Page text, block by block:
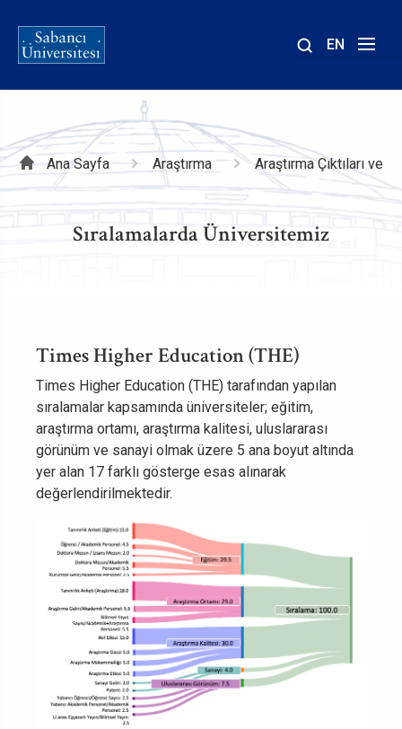
EN
Sayfa
yolu
Ana Sayfa Araştırma Araştırma Çıktıları ve
Sıralamalarda Üniversitemiz
Times Higher Education (THE)
Times Higher Education (THE) tarafından yapılan
sıralamalar kapsamında üniversiteler; eğitim,
araştırma ortamı, araştırma kalitesi, uluslararası
görünüm ve sanayi olmak üzere 5 ana boyut altında
yer alan 17 farklı gösterge esas alınarak
değerlendirilmektedir.